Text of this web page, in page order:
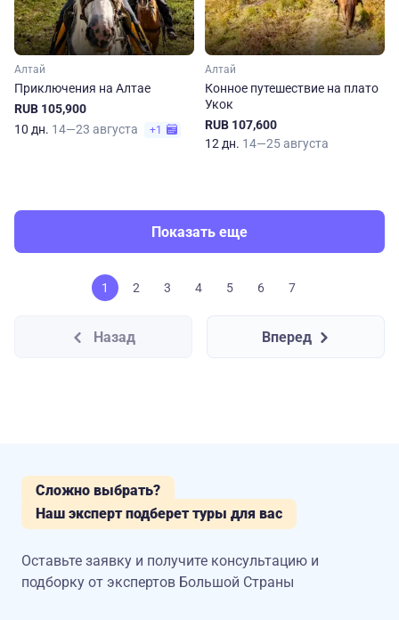
Алтай
Приключения на Алтае
RUB 105,900
10 дн. 14—23 августа +1
Алтай
Конное путешествие на плато
Укок
RUB 107,600
12 дн. 14—25 августа
Показать еще
1 2 3 4 5 6 7
Назад Вперед
Сложно выбрать?
Наш эксперт подберет туры для вас
Оставьте заявку и получите консультацию и
подборку от экспертов Большой Страны